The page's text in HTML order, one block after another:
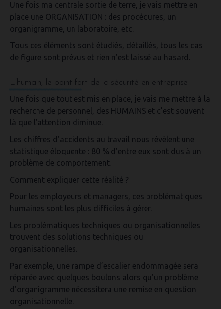
Une fois ma centrale sortie de terre, je vais mettre en
place une ORGANISATION : des procédures, un
organigramme, un laboratoire, etc.
Tous ces éléments sont étudiés, détaillés, tous les cas
de figure sont prévus et rien n’est laissé au hasard .
L’humain, le point fort de la sécurité en entreprise
Une fois que tout est mis en place, je vais me mettre à la
recherche de personnel, des HUMAINS et c’est souvent
là que l'attention diminue.
Les chiffres d’accidents au travail nous révèlent une
statistique éloquente : 80 % d’entre eux sont dus à un
problème de comportement.
Comment expliquer cette réalité ?
Pour les employeurs et managers, ces problématiques
humaines sont les plus difficiles à gérer.
Les problématiques techniques ou organisationnelles
trouvent des solutions techniques ou
organisationnelles.
Par exemple, une rampe d’escalier endommagée sera
réparée avec quelques boulons alors qu'un problème
d'organigramme nécessitera une remise en question
organisationnelle.